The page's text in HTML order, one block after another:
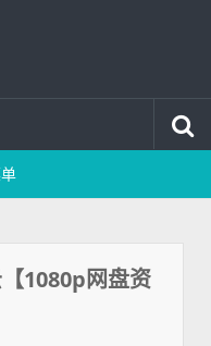
【1080p网盘资